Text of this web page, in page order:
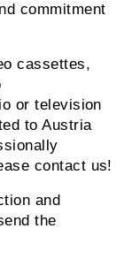
commitment
cassettes,
or television
to Austria
contact us!
and
the